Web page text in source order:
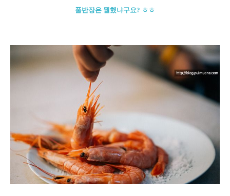
풀반장은 뭘했냐구요? ㅎㅎ